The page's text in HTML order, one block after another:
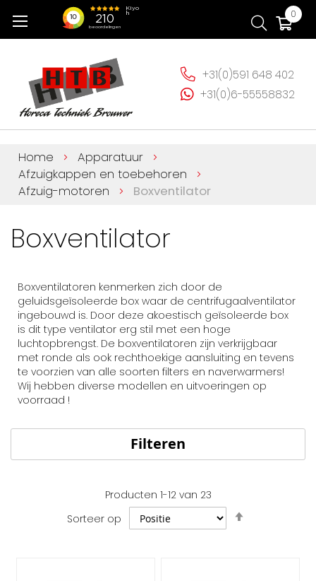
naar
0
+31(0)591 648 402
+31(0)6-55558832
Home
Apparatuur
Afzuigkappen en toebehoren
Afzuig-motoren
Boxventilator
Boxventilator
Boxventilatoren kenmerken zich door de
geluidsgeïsoleerde box waar de centrifugaalventilator
ingebouwd is. Door deze akoestisch geïsoleerde box
is dit type ventilator erg stil met een hoge
luchtopbrengst. De boxventilatoren zijn verkrijgbaar
met ronde als ook rechthoekige aansluiting en tevens
te voorzien van alle soorten filters en naverwarmers!
Wij hebben diverse modellen en uitvoeringen op
voorraad !
Filteren
Producten 1-12van 23
Sorteer op